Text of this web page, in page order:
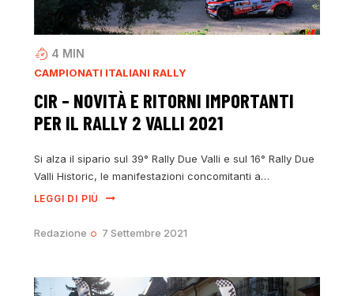
4 MIN
CAMPIONATI ITALIANI RALLY
CIR – NOVITÀ E RITORNI IMPORTANTI
PER IL RALLY 2 VALLI 2021
Si alza il sipario sul 39° Rally Due Valli e sul 16° Rally Due
Valli Historic, le manifestazioni concomitanti a…
LEGGI DI PIÙ
Redazione 7 Settembre 2021